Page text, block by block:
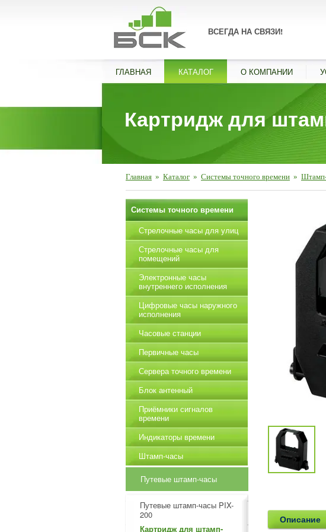
ВСЕГДА НА СВЯЗИ!
ГЛАВНАЯ КАТАЛОГ О КОМПАНИИ
Картридж для
Главная » Каталог » Системы точного времени »
Описание
Системы точного времени
Стрелочные часы для улиц
Стрелочные часы для
помещений
Электронные часы
внутреннего исполнения
Цифровые часы наружного
исполнения
Часовые станции
Первичные часы
Сервера точного времени
Блок антенный
Приёмники сигналов
времени
Индикаторы времени
Штамп-часы
Путевые штамп-часы
Путевые штамп-часы PIX-
200
Картридж для штамп-